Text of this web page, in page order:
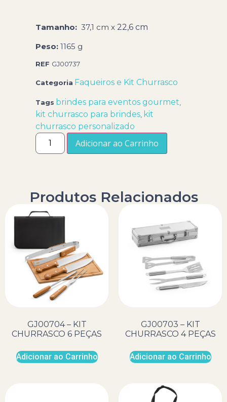
Tamanho: 37,1 cm x 22,6 cm
Peso: 1165 g
REF GJ00737
Categoria Faqueiros e Kit Churrasco
Tags brindes para eventos gourmet
kit churrasco para brindes kit
churrasco personalizado
Adicionar ao Carrinho
Produtos Relacionados
GJ00704 – KIT
CHURRASCO 6 PEÇAS
Adicionar ao Carrinho
GJ00703 – KIT
CHURRASCO 4 PEÇAS
Adicionar ao Carrinho